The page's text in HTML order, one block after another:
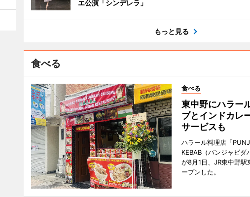
エ公演「シンデレラ」
もっと見る
食べる
食べる
東中野にハラー
ブとインドカレ
サービスも
ハラール料理店「
KEBAB（パンジャビダ
が8月1日、JR東中野駅
ープンした。